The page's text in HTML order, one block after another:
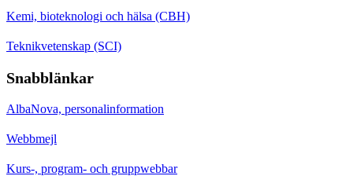
Kemi, bioteknologi och hälsa (CBH)
Teknikvetenskap (SCI)
Snabblänkar
AlbaNova, personalinformation
Webbmejl
Kurs-, program- och gruppwebbar